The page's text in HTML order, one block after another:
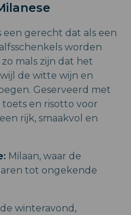
een gerecht dat als een
worden
mals zijn dat het
de witte wijn en
Geserveerd met
en risotto voor
rijk, smaakvol en
Milaan, waar de
tot ongekende
winteravond,